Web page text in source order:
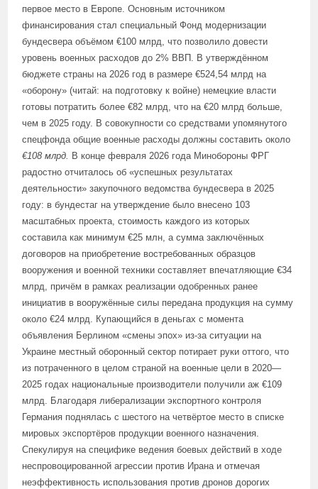
первое место в Европе. Основным источником
финансирования стал специальный Фонд модернизации
бундесвера объёмом €100 млрд, что позволило довести
уровень военных расходов до 2% ВВП. В утверждённом
бюджете страны на 2026 год в размере €524,54 млрд на
«оборону» (читай: на подготовку к войне) немецкие власти
готовы потратить более €82 млрд, что на €20 млрд больше,
чем в 2025 году. В совокупности со средствами упомянутого
спецфонда общие военные расходы должны составить около
€108 млрд. В конце февраля 2026 года Минобороны ФРГ
радостно отчиталось об «успешных результатах
деятельности» закупочного ведомства бундесвера в 2025
году: в бундестаг на утверждение было внесено 103
масштабных проекта, стоимость каждого из которых
составила как минимум €25 млн, а сумма заключённых
договоров на приобретение востребованных образцов
вооружения и военной техники составляет впечатляющие €34
млрд, причём в рамках реализации одобренных ранее
инициатив в вооружённые силы передана продукция на сумму
около €24 млрд. Купающийся в деньгах с момента
объявления Берлином «смены эпох» из-за ситуации на
Украине местный оборонный сектор потирает руки оттого, что
из потраченного в целом страной на военные цели в 2020—
2025 годах национальные производители получили аж €109
млрд. Благодаря либерализации экспортного контроля
Германия поднялась с шестого на четвёртое место в списке
мировых экспортёров продукции военного назначения.
Спекулируя на специфике ведения боевых действий в ходе
неспровоцированной агрессии против Ирана и отмечая
неэффективность использования против дронов дорогих